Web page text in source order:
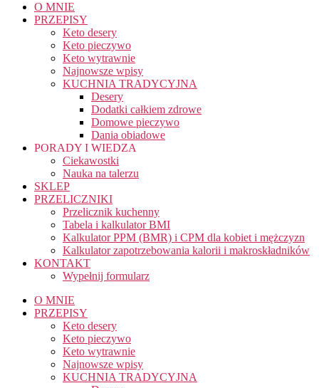
O MNIE
PRZEPISY
Keto desery
Keto pieczywo
Keto wytrawnie
Najnowsze wpisy
KUCHNIA TRADYCYJNA
Desery
Dodatki całkiem zdrowe
Domowe pieczywo
Dania obiadowe
PORADY I WIEDZA
Ciekawostki
Nauka na talerzu
SKLEP
PRZELICZNIKI
Przelicznik kuchenny
Tabela i kalkulator BMI
Kalkulator PPM (BMR) i CPM dla kobiet i mężczyzn
Kalkulator zapotrzebowania kalorii i makroskładników
KONTAKT
Wypełnij formularz
O MNIE
PRZEPISY
Keto desery
Keto pieczywo
Keto wytrawnie
Najnowsze wpisy
KUCHNIA TRADYCYJNA